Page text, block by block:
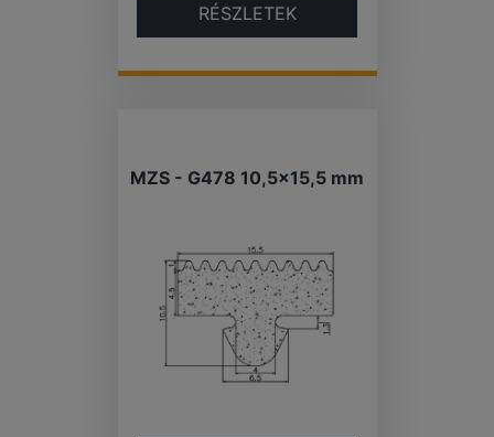
RÉSZLETEK
MZS - G478 10,5×15,5 mm